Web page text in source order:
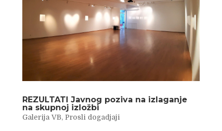
REZULTATI Javnog poziva na izlaganje
na skupnoj izložbi
Galerija VB, Prosli dogadjaji